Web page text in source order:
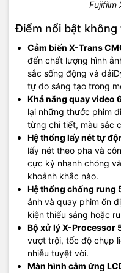
Fujifilm
Điểm nổi bật không
Cảm biến X-Trans
đến chất lượng hình
sắc sống động và
tự do sáng tạo trong
Khả năng quay video
lại những thước phim
từng chi tiết, màu sắc
Hệ thống lấy nét tự
lấy nét theo pha và
cực kỳ nhanh chóng
khoảnh khắc nào.
Hệ thống chống rung
ảnh và quay phim ổn
kiện thiếu sáng hoặc
Bộ xử lý X-Processor
vượt trội, tốc độ chụp
nhiễu tuyệt vời.
Màn hình cảm ứng